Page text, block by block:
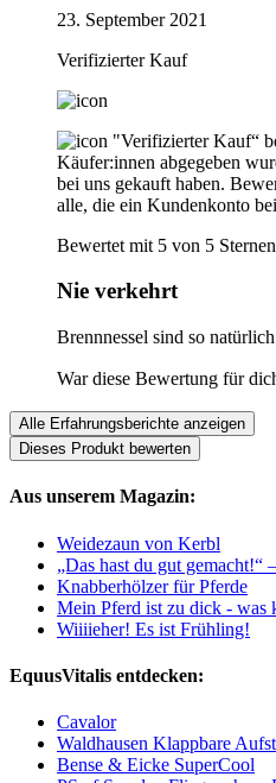
23. September 2021
Verifizierter Kauf
"Verifizierter Kauf“
Käufer:innen abgegeben
bei uns gekauft haben.
alle, die ein Kundenkonto
Bewertet mit 5 von 5
Nie verkehrt
Brennnessel sind so
War diese Bewertung für
Alle Erfahrungsberichte anzeigen
Dieses Produkt bewerten
Aus unserem Magazin:
Weidezaun von Kerbl
„Das hast du gut gemacht!“
Knabberhölzer für Pferde
Mein Pferd ist zu dick - was
Wiiiieher! Es ist Frühling!
EquusVitalis entdecken:
Cavalor
Waldhausen Klappbare
Bense & Eicke SuperCool